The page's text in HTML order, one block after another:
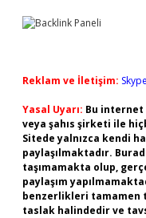
Reklam ve İletişim:
Yasal Uyarı: Bu
veya şahıs şirketi ile
Sitede yalnızca kendi
paylaşılmaktadır.
taşımamakta olup,
paylaşım
benzerlikleri tamamen
taslak halindedir ve